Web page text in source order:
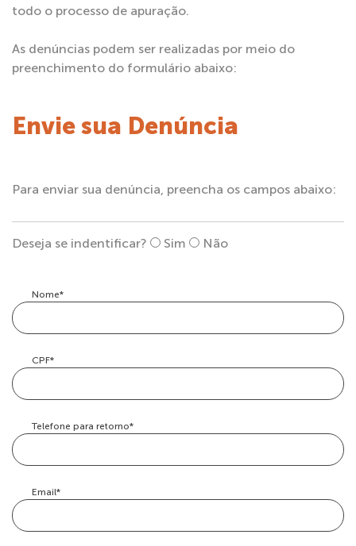
todo o processo de apuração.
As denúncias podem ser realizadas por meio do
preenchimento do formulário abaixo:
Envie sua Denúncia
Para enviar sua denúncia, preencha os campos abaixo:
Deseja se indentificar? Sim Não
Nome*
CPF*
Telefone para retorno*
Email*